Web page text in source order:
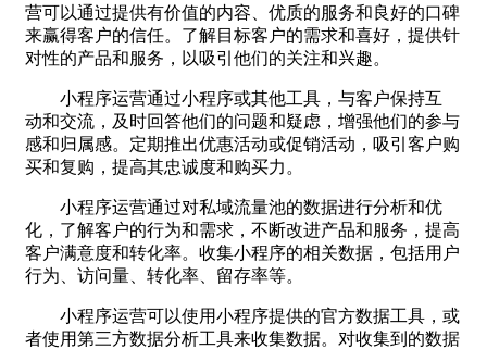
营可以通过提供有价值的内容、优质的服务和良好的口碑
来赢得客户的信任。了解目标客户的需求和喜好，提供针
对性的产品和服务，以吸引他们的关注和兴趣。
小程序运营通过小程序或其他工具，与客户保持互
动和交流，及时回答他们的问题和疑虑，增强他们的参与
感和归属感。定期推出优惠活动或促销活动，吸引客户购
买和复购，提高其忠诚度和购买力。
小程序运营通过对私域流量池的数据进行分析和优
化，了解客户的行为和需求，不断改进产品和服务，提高
客户满意度和转化率。收集小程序的相关数据，包括用户
行为、访问量、转化率、留存率等。
小程序运营可以使用小程序提供的官方数据工具，或
者使用第三方数据分析工具来收集数据。对收集到的数据